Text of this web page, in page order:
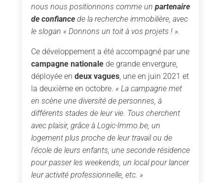
nous nous positionnons comme un partenaire
de confiancede la recherche immobilière, avec
le slogan « Donnons un toit à vos projets ! ».
Ce développement a été accompagné par une
campagne nationalede grande envergure,
déployée en deux vagues, une en juin 2021 et
la deuxième en octobre. « La campagne met
en scène une diversité de personnes, à
différents stades de leur vie. Tous cherchent
avec plaisir, grâce à Logic-Immo.be, un
logement plus proche de leur travail ou de
l’école de leurs enfants, une seconde résidence
pour passer les weekends, un local pour lancer
leur activité professionnelle, etc. »